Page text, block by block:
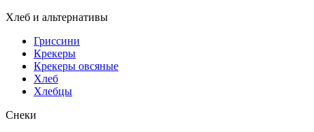
Хлеб и альтернативы
Гриссини
Крекеры
Крекеры овсяные
Хлеб
Хлебцы
Снеки